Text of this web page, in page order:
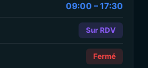
09:00 – 17:30
Sur RDV
Fermé